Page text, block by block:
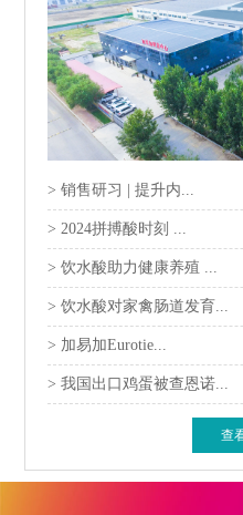
> 销售研习 | 提升内...
> 2024拼搏酸时刻 ...
> 饮水酸助力健康养殖 ...
> 饮水酸对家禽肠道发育...
> 加易加Eurotie...
> 我国出口鸡蛋被查恩诺...
查